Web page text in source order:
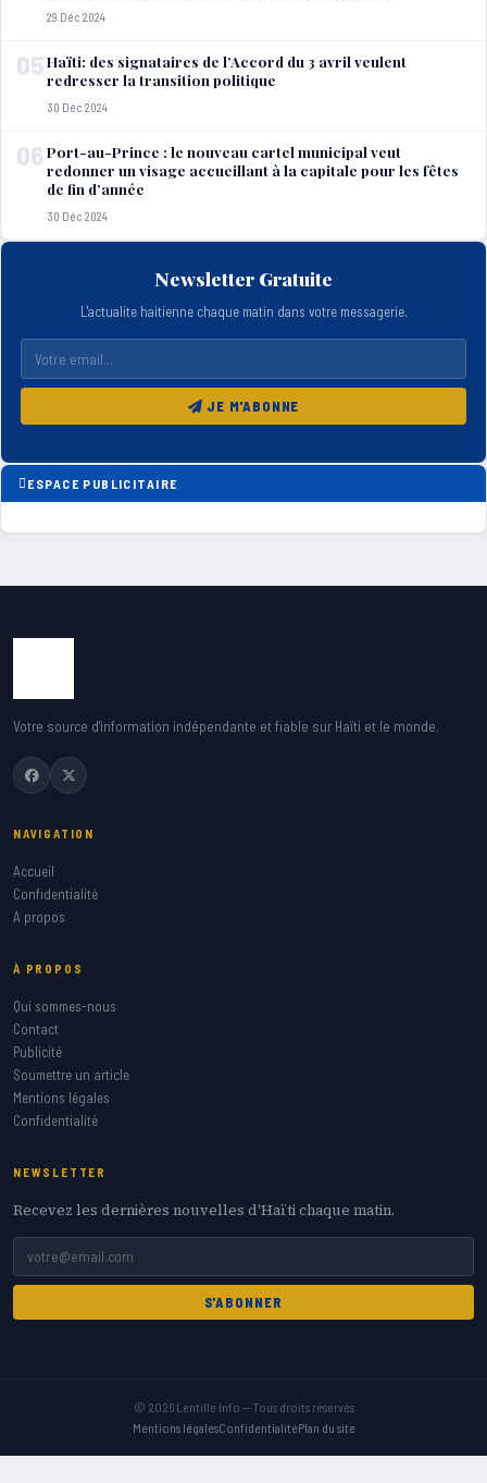
29 Déc 2024
05Haïti: des signataires de l’Accord du 3 avril veulent
redresser la transition politique
30 Déc 2024
06Port-au-Prince : le nouveau cartel municipal veut
redonner un visage accueillant à la capitale pour les fêtes
de fin d’année
30 Déc 2024
Newsletter Gratuite
L'actualite haitienne chaque matin dans votre messagerie.
JE M'ABONNE
ESPACE PUBLICITAIRE
Votre source d'information indépendante et fiable sur Haïti et le monde.
NAVIGATION
Accueil
Confidentialité
A propos
À PROPOS
Qui sommes-nous
Contact
Publicité
Soumettre un article
Mentions légales
Confidentialité
NEWSLETTER
Recevez les dernières nouvelles d'Haïti chaque matin.
S'ABONNER
© 2026 Lentille Info — Tous droits réservés
Mentions légalesConfidentialitéPlan du site